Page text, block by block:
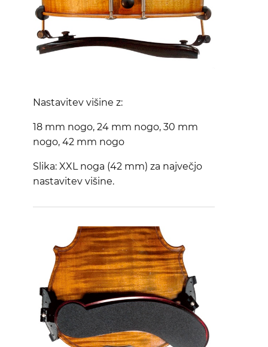
Nastavitev višine z:
18 mm nogo, 24 mm nogo, 30 mm
nogo, 42 mm nogo
Slika: XXL noga (42 mm) za največjo
nastavitev višine.